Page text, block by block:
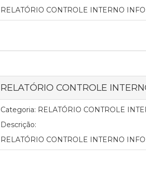
RELATÓRIO CONTROLE INTERNO
RELATÓRIO CONTROLE
Categoria: RELATÓRIO CONTROLE
Descrição:
RELATÓRIO CONTROLE INTERNO